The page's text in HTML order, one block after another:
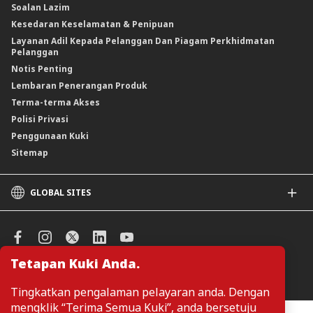
Tetapan Kuki Anda.
Tingkatkan pengalaman pelayaran anda. Dengan
mengklik “Terima Semua Kuki”, anda bersetuju
Soalan Lazim
Kesedaran Keselamatan & Penipuan
Layanan Adil Kepada Pelanggan Dan Piagam Perkhidmatan
Pelanggan
Notis Penting
Lembaran Penerangan Produk
Terma-terma Akses
Polisi Privasi
Penggunaan Kuki
Sitemap
GLOBAL SITES
CIMB Islamic
CIMB Bank (SG)
CIMB Bank (KH)
CIMB Thai